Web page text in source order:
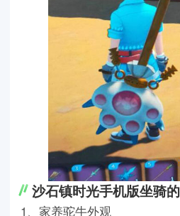
沙石镇时光手机版坐骑
1、家养驼牛外观